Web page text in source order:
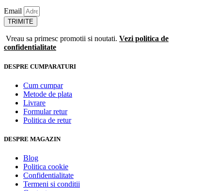
Email
TRIMITE
Vreau sa primesc promotii si noutati. Vezi politica de
confidentialitate
DESPRE CUMPARATURI
Cum cumpar
Metode de plata
Livrare
Formular retur
Politica de retur
DESPRE MAGAZIN
Blog
Politica cookie
Confidentialitate
Termeni si conditii